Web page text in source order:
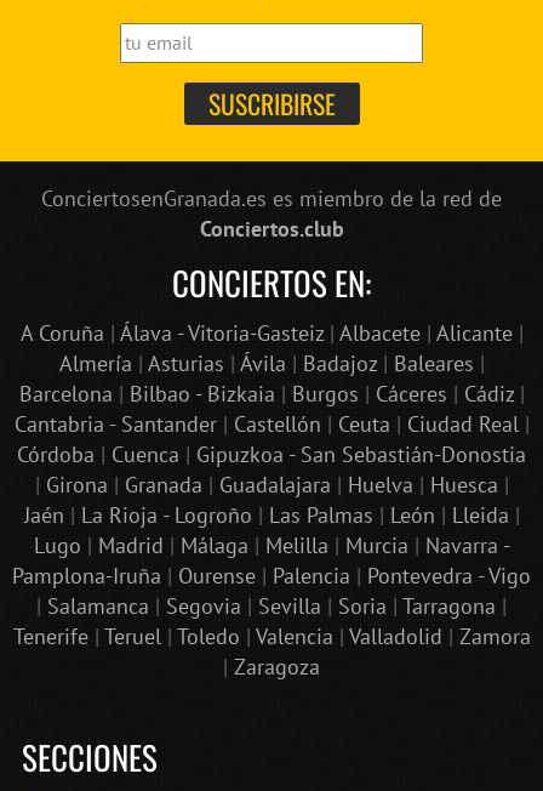
ConciertosenGranada.es es miembro de la red de
Conciertos.club
CONCIERTOS EN:
A Coruña | Álava - Vitoria-Gasteiz| Albacete| Alicante|
Almería | Asturias | Ávila | Badajoz| Baleares |
Barcelona | Bilbao - Bizkaia | Burgos | Cáceres | Cádiz|
Cantabria - Santander| Castellón | Ceuta | Ciudad Real|
Córdoba | Cuenca | Gipuzkoa - San Sebastián-Donostia
| Girona | Granada | Guadalajara | Huelva | Huesca |
Jaén | La Rioja - Logroño | Las Palmas | León | Lleida |
Lugo | Madrid | Málaga | Melilla | Murcia | Navarra -
Pamplona-Iruña | Ourense | Palencia | Pontevedra - Vigo
| Salamanca | Segovia | Sevilla | Soria | Tarragona |
Tenerife| Teruel| Toledo | Valencia | Valladolid | Zamora
| Zaragoza
SECCIONES